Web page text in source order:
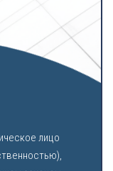
лицо